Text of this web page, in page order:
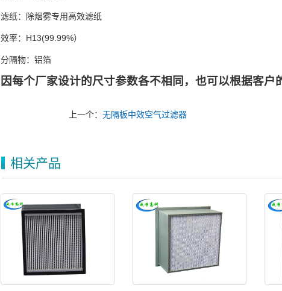
滤纸：除烟雾专用高效滤纸
效率：H13(99.99%）
分隔物：铝箔
因每个厂家设计的尺寸参数各不相同，也可以根据客户
上一个：无隔板中效空气过滤器
相关产品